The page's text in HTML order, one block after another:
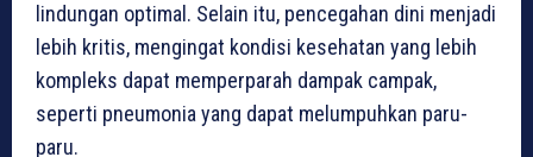
lindungan optimal. Selain itu, pencegahan dini menjadi
lebih kritis, mengingat kondisi kesehatan yang lebih
kompleks dapat memperparah dampak campak,
seperti pneumonia yang dapat melumpuhkan paru-
paru.